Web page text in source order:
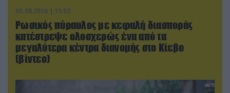
05.08.2026 | 15:02
Ρωσικός πύραυλος με κεφαλή διασποράς
κατέστρεψε ολοσχερώς ένα από τα
μεγαλύτερα κέντρα διανομής στο Κίεβο
(βίντεο)